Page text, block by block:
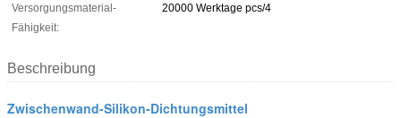
Versorgungsmaterial-
Fähigkeit:
20000 Werktage pcs/4
Beschreibung
Zwischenwand-Silikon-Dichtungsmittel